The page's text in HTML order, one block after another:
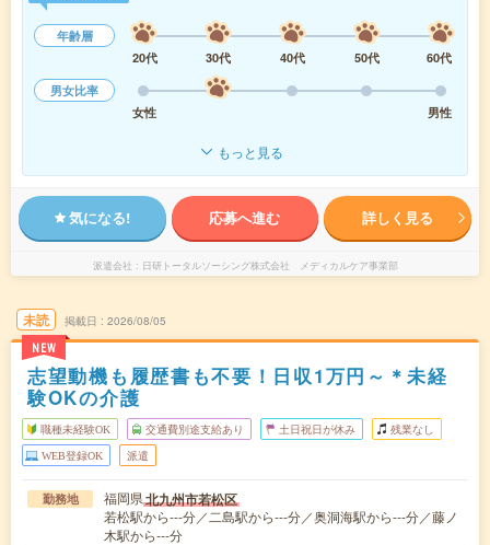
年齢層
20代
30代 40代 50代
60代
男女比率
女性
男性
もっと見る
気になる! 応募へ進む 詳しく見る
派遣会社 日研トータルソーシング株式会社 メディカルケア事業部
未読
NEW
掲載日 2026/08/05
志望動機も履歴書も不要！日収1万円～＊未経
験OKの介護
職種未経験OK 交通費別途支給あり 土日祝日が休み 残業なし
WEB登録OK 派遣
勤務地 福岡県北九州市若松区
若松駅から---分／二島駅から---分／奥洞海駅から---分／藤ノ
木駅から---分